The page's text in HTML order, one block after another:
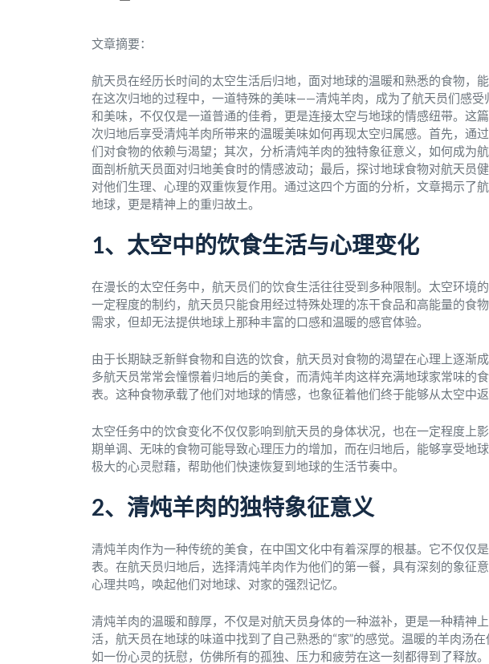
文章摘要：
航天员在经历长时间的太空生活后归地，面对地球的温暖和熟悉的食物，
在这次归地的过程中，一道特殊的美味——清炖羊肉，成为了航天员们感
和美味，不仅仅是一道普通的佳肴，更是连接太空与地球的情感纽带。这
次归地后享受清炖羊肉所带来的温暖美味如何再现太空归属感。首先，通
们对食物的依赖与渴望；其次，分析清炖羊肉的独特象征意义，如何成为
面剖析航天员面对归地美食时的情感波动；最后，探讨地球食物对航天员
对他们生理、心理的双重恢复作用。通过这四个方面的分析，文章揭示了
地球，更是精神上的重归故土。
1、太空中的饮食生活与心理变化
在漫长的太空任务中，航天员们的饮食生活往往受到多种限制。太空环境
一定程度的制约，航天员只能食用经过特殊处理的冻干食品和高能量的食
需求，但却无法提供地球上那种丰富的口感和温暖的感官体验。
由于长期缺乏新鲜食物和自选的饮食，航天员对食物的渴望在心理上逐渐
多航天员常常会憧憬着归地后的美食，而清炖羊肉这样充满地球家常味的
表。这种食物承载了他们对地球的情感，也象征着他们终于能够从太空中
太空任务中的饮食变化不仅仅影响到航天员的身体状况，也在一定程度上
期单调、无味的食物可能导致心理压力的增加，而在归地后，能够享受地
极大的心灵慰藉，帮助他们快速恢复到地球的生活节奏中。
2、清炖羊肉的独特象征意义
清炖羊肉作为一种传统的美食，在中国文化中有着深厚的根基。它不仅仅
表。在航天员归地后，选择清炖羊肉作为他们的第一餐，具有深刻的象征
心理共鸣，唤起他们对地球、对家的强烈记忆。
清炖羊肉的温暖和醇厚，不仅是对航天员身体的一种滋补，更是一种精神
活，航天员在地球的味道中找到了自己熟悉的“家”的感觉。温暖的羊肉汤
如一份心灵的抚慰，仿佛所有的孤独、压力和疲劳在这一刻都得到了释放。